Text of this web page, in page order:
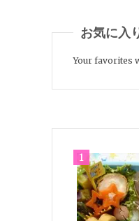
お気に入
Your favorites